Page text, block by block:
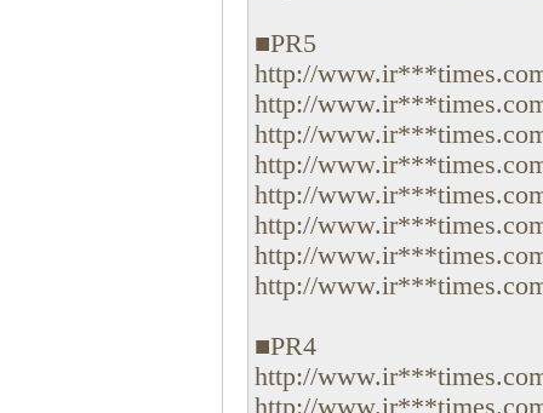
■PR5
http://
http://
http://
http://
http://
http://
http://
http://
■PR4
http://